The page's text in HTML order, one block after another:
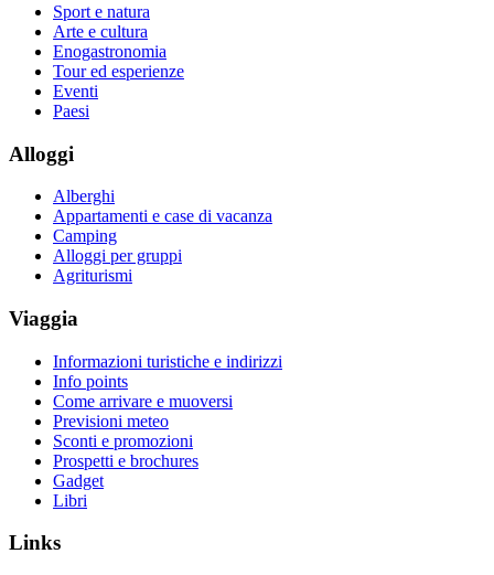
Sport e natura
Arte e cultura
Enogastronomia
Tour ed esperienze
Eventi
Paesi
Alloggi
Alberghi
Appartamenti e case di vacanza
Camping
Alloggi per gruppi
Agriturismi
Viaggia
Informazioni turistiche e indirizzi
Info points
Come arrivare e muoversi
Previsioni meteo
Sconti e promozioni
Prospetti e brochures
Gadget
Libri
Links